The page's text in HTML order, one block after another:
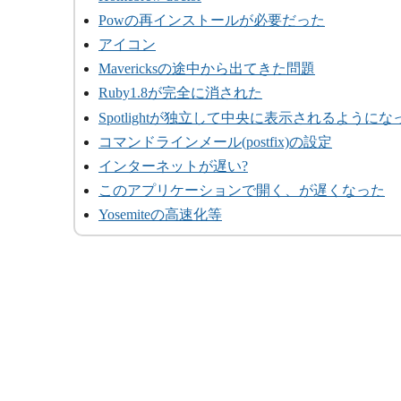
Powの再インストールが必要だった
アイコン
Mavericksの途中から出てきた問題
Ruby1.8が完全に消された
Spotlightが独立して中央に表示されるようにな
コマンドラインメール(postfix)の設定
インターネットが遅い?
このアプリケーションで開く、が遅くなった
Yosemiteの高速化等